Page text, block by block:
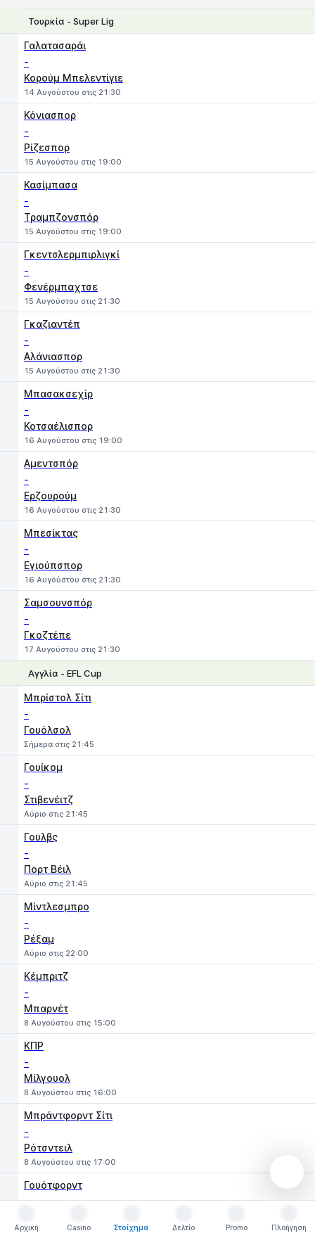
Τουρκία - Super Lig
Γαλατασαράι
-
Κορούμ Μπελεντίγιε
14 Αυγούστου στις 21:30
Κόνιασπορ
-
Ρίζεσπορ
15 Αυγούστου στις 19:00
Κασίμπασα
-
Τραμπζονσπόρ
15 Αυγούστου στις 19:00
Γκεντσλερμπιρλιγκί
-
Φενέρμπαχτσε
15 Αυγούστου στις 21:30
Γκαζιαντέπ
-
Αλάνιασπορ
15 Αυγούστου στις 21:30
Μπασακσεχίρ
-
Κοτσαέλισπορ
16 Αυγούστου στις 19:00
Αμεντσπόρ
-
Ερζουρούμ
16 Αυγούστου στις 21:30
Μπεσίκτας
-
Εγιούπσπορ
16 Αυγούστου στις 21:30
Σαμσουνσπόρ
-
Γκοζτέπε
17 Αυγούστου στις 21:30
Αγγλία - EFL Cup
Μπρίστολ Σίτι
-
Γουόλσολ
Σήμερα στις 21:45
Γουίκομ
-
Στιβενέιτζ
Αύριο στις 21:45
Γουλβς
-
Πορτ Βέιλ
Αύριο στις 21:45
Μίντλεσμπρο
-
Ρέξαμ
Αύριο στις 22:00
Κέμπριτζ
-
Μπαρνέτ
8 Αυγούστου στις 15:00
ΚΠΡ
-
Μίλγουολ
8 Αυγούστου στις 16:00
Μπράντφορντ Σίτι
-
Ρότσντειλ
8 Αυγούστου στις 17:00
Γουότφορντ
-
8 Αυγούστου στις 17:00
Αρχική
Casino
Στοίχημα
Δελτίο
Promo
Πλοήγηση